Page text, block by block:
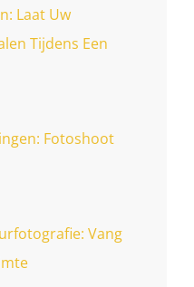
Laat Uw
Tijdens Een
Fotoshoot
Vang